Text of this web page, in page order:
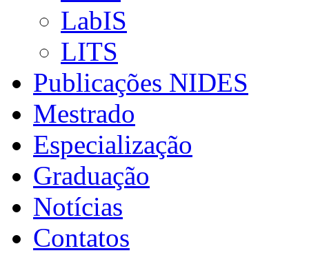
LabIS
LITS
Publicações NIDES
Mestrado
Especialização
Graduação
Notícias
Contatos